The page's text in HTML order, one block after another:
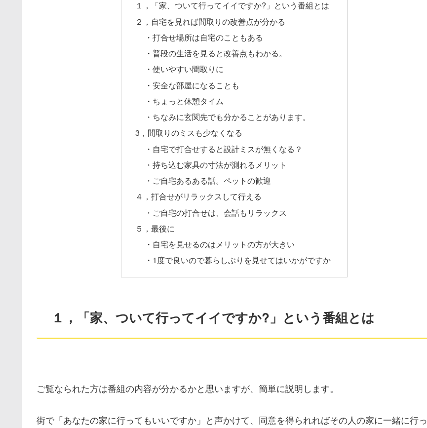
１，「家、ついて行ってイイですか?」という番組とは
２，自宅を見れば間取りの改善点が分かる
・打合せ場所は自宅のこともある
・普段の生活を見ると改善点もわかる。
・使いやすい間取りに
・安全な部屋になることも
・ちょっと休憩タイム
・ちなみに玄関先でも分かることがあります。
3，間取りのミスも少なくなる
・自宅で打合せすると設計ミスが無くなる？
・持ち込む家具の寸法が測れるメリット
・ご自宅あるある話。ペットの歓迎
４，打合せがリラックスして行える
・ご自宅の打合せは、会話もリラックス
５，最後に
・自宅を見せるのはメリットの方が大きい
・1度で良いので暮らしぶりを見せてはいかがですか
１，「家、ついて行ってイイですか?」という番組とは
ご覧なられた方は番組の内容が分かるかと思いますが、簡単に説明します。
街で「あなたの家に行ってもいいですか」と声かけて、同意を得られればその人の家に一緒に行っ